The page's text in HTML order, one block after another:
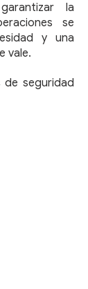
la
se
y una
vale.
de seguridad